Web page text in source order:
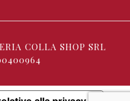
COLLA SHOP SRL